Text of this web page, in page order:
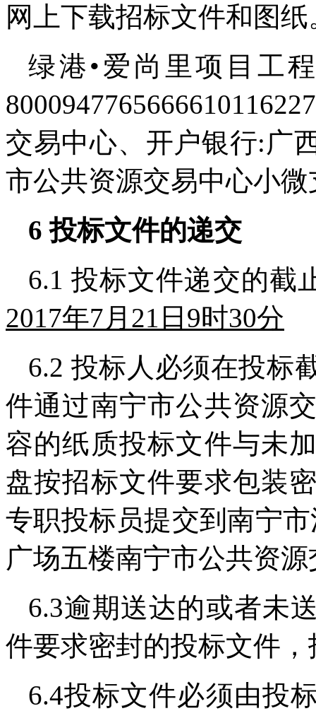
网上下载招标文件和图纸
绿港•爱尚里项目工
交易中心、开户银行:广
市公共资源交易中心小微
6投标文件的递交
6.1 投标文件递交的截
2017年7月21日9时30分
6.2 投标人必须在投标
件通过南宁市公共资源
容的纸质投标文件与未
盘按招标文件要求包装
专职投标员提交到南宁
广场五楼南宁市公共资
6.3逾期送达的或者未
件要求密封的投标文件
6.4投标文件必须由投